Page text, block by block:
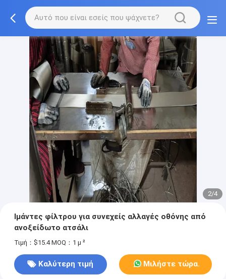
2/4
Ιμάντες φίλτρου για συνεχείς αλλαγές οθόνης από
ανοξείδωτο ατσάλι
Τιμή：$15.4 MOQ：1 μ ²
Καλύτερη τιμή Μιλήστε τώρα.